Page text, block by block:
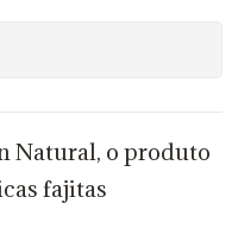
Natural, o produto
fajitas